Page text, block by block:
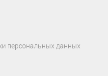
персональных данных